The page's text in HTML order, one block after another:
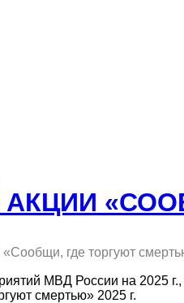
«Сообщи, где торгуют
МВД России на 2025
смертью» 2025 г.